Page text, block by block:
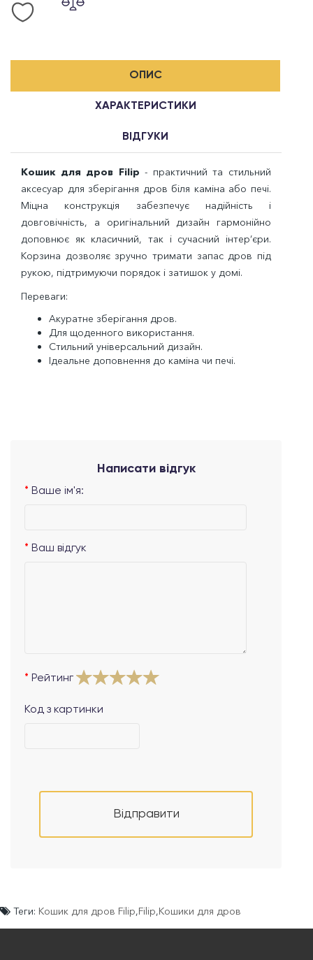
ОПИС
ХАРАКТЕРИСТИКИ
ВІДГУКИ
Кошик для дров Filip - практичний та стильний
аксесуар для зберігання дров біля каміна або печі.
Міцна конструкція забезпечує надійність і
довговічність, а оригінальний дизайн гармонійно
доповнює як класичний, так і сучасний інтер’єри.
Корзина дозволяє зручно тримати запас дров під
рукою, підтримуючи порядок і затишок у домі.
Переваги:
Акуратне зберігання дров.
Для щоденного використання.
Стильний універсальний дизайн.
Ідеальне доповнення до каміна чи печі.
Написати відгук
Ваше ім'я:
Ваш відгук
Рейтинг
Код з картинки
Відправити
Теги: Кошик для дров Filip,Filip,Кошики для дров